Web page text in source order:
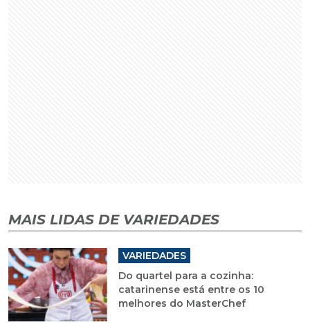
MAIS LIDAS DE VARIEDADES
VARIEDADES
Do quartel para a cozinha:
catarinense está entre os 10
melhores do MasterChef